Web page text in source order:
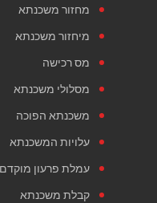
מחזור משכנתא
מיחזור משכנתא
מס רכישה
מסלולי משכנתא
משכנתא הפוכה
עלויות המשכנתא
עמלת פרעון מוקדם
קבלת משכנתא